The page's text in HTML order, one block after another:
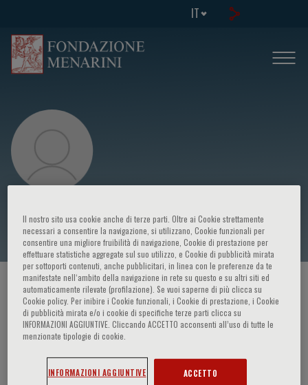
IT
Salvatore Piero Fundaro
HOME PAGE / CORSI ED EVENTI / RELATORE
Salvatore Piero Fundaro
Il nostro sito usa cookie anche di terze parti. Oltre ai Cookie strettamente
necessari a consentire la navigazione, si utilizzano, Cookie funzionali per
consentire una migliore fruibilità di navigazione, Cookie di prestazione per
effettuare statistiche aggregate sul suo utilizzo, e Cookie di pubblicità mirata
per sottoporti contenuti, anche pubblicitari, in linea con le preferenze da te
manifestate nell‘ambito della navigazione in rete su questo e su altri siti ed
automaticamente rilevate (profilazione). Se vuoi saperne di più clicca su
Cookie policy. Per inibire i Cookie funzionali, i Cookie di prestazione, i Cookie
di pubblicità mirata e/o i cookie di specifiche terze parti clicca su
INFORMAZIONI AGGIUNTIVE. Cliccando ACCETTO acconsenti all’uso di tutte le
menzionate tipologie di cookie.
INFORMAZIONI AGGIUNTIVE ACCETTO